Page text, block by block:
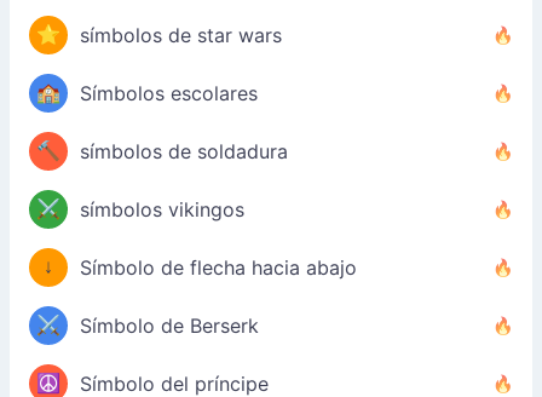
⭐ símbolos de star wars
🏫 Símbolos escolares
🔨 símbolos de soldadura
⚔️ símbolos vikingos
↓ Símbolo de flecha hacia abajo
⚔️ Símbolo de Berserk
☮️ Símbolo del príncipe